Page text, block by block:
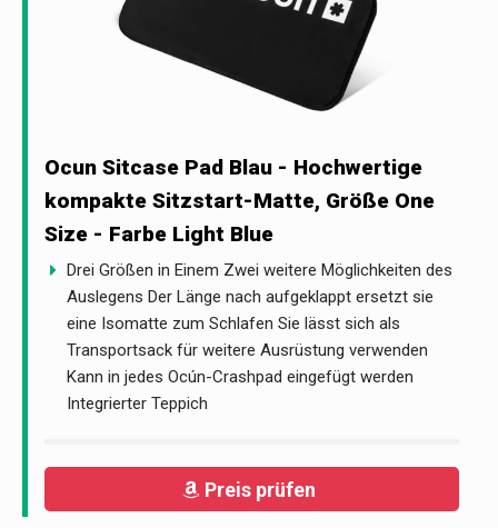
Ocun Sitcase Pad Blau - Hochwertige
kompakte Sitzstart-Matte, Größe One
Size - Farbe Light Blue
Drei Größen in Einem Zwei weitere Möglichkeiten des
Auslegens Der Länge nach aufgeklappt ersetzt sie
eine Isomatte zum Schlafen Sie lässt sich als
Transportsack für weitere Ausrüstung verwenden
Kann in jedes Ocún-Crashpad eingefügt werden
Integrierter Teppich
Preis prüfen